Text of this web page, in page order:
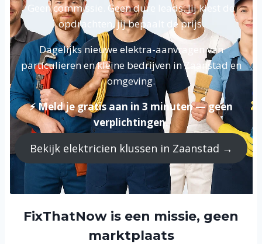
Geen commissie. Geen dure leads. Jij kiest de
opdrachten, jij bepaalt de prijs.
Dagelijks nieuwe elektra-aanvragen van
particulieren en kleine bedrijven in Zaanstad en
omgeving.
⚡ Meld je gratis aan in 3 minuten — geen
verplichtingen.
Bekijk elektricien klussen in Zaanstad →
FixThatNow is een missie, geen
marktplaats